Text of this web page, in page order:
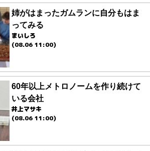
姉がはまったガムランに自分もはま
ってみる
まいしろ
(08.06 11:00)
60年以上メトロノームを作り続けて
いる会社
井上マサキ
(08.06 11:00)